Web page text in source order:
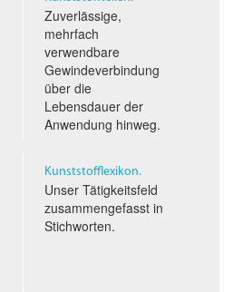
Zuverlässige,
mehrfach
verwendbare
Gewindeverbindung
über die
Lebensdauer der
Anwendung hinweg.
Kunststofflexikon.
Unser Tätigkeitsfeld
zusammengefasst in
Stichworten.